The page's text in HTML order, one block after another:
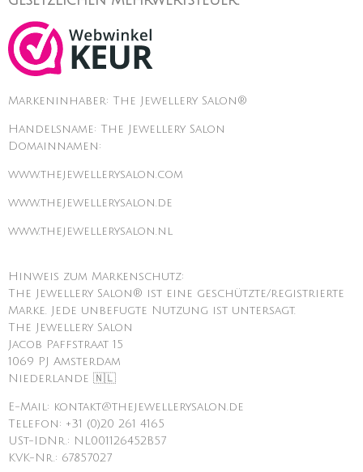
Markeninhaber: The Jewellery Salon®
Handelsname: The Jewellery Salon
Domainnamen:
www.thejewellerysalon.com
www.thejewellerysalon.de
www.thejewellerysalon.nl
Hinweis zum Markenschutz:
The Jewellery Salon® ist eine geschützte/registrierte
Marke. Jede unbefugte Nutzung ist untersagt.
The Jewellery Salon
Jacob Paffstraat 15
1069 PJ Amsterdam
Niederlande 🇳🇱
E-Mail: kontakt@thejewellerysalon.de
Telefon: +31 (0)20 261 4165
USt-IdNr.: NL001126452B57
KVK-Nr.: 67857027